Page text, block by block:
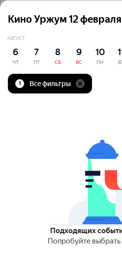
Кино Уржум 12 февраля
АВГУСТ
6
ЧТ
7
ПТ
8
СБ
9
ВС
10
ПН
1 Все фильтры
Подходящих
Попробуйте